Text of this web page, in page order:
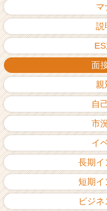
マ
説
面
親
自
市
イ
長期イ
短期イ
ビジ